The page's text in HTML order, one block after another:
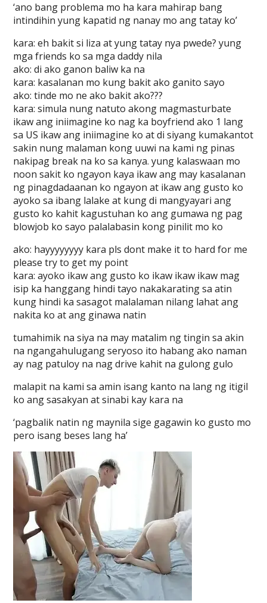
‘ano bang problema mo ha kara mahirap bang
intindihin yung kapatid ng nanay mo ang tatay ko’
kara: eh bakit si liza at yung tatay nya pwede? yung
mga friends ko sa mga daddy nila
ako: di ako ganon baliw ka na
kara: kasalanan mo kung bakit ako ganito sayo
ako: tinde mo ne ako bakit ako???
kara: simula nung natuto akong magmasturbate
ikaw ang iniimagine ko nag ka boyfriend ako 1 lang
sa US ikaw ang iniimagine ko at di siyang kumakantot
sakin nung malaman kong uuwi na kami ng pinas
nakipag break na ko sa kanya. yung kalaswaan mo
noon sakit ko ngayon kaya ikaw ang may kasalanan
ng pinagdadaanan ko ngayon at ikaw ang gusto ko
ayoko sa ibang lalake at kung di mangyayari ang
gusto ko kahit kagustuhan ko ang gumawa ng pag
blowjob ko sayo palalabasin kong pinilit mo ko
ako: hayyyyyyyy kara pls dont make it to hard for me
please try to get my point
kara: ayoko ikaw ang gusto ko ikaw ikaw ikaw mag
isip ka hanggang hindi tayo nakakarating sa atin
kung hindi ka sasagot malalaman nilang lahat ang
nakita ko at ang ginawa natin
tumahimik na siya na may matalim ng tingin sa akin
na ngangahulugang seryoso ito habang ako naman
ay nag patuloy na nag drive kahit na gulong gulo
malapit na kami sa amin isang kanto na lang ng itigil
ko ang sasakyan at sinabi kay kara na
‘pagbalik natin ng maynila sige gagawin ko gusto mo
pero isang beses lang ha’